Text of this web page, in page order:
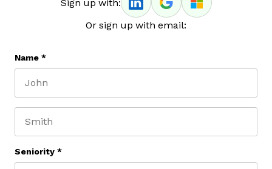
Sign up with:
Or sign up with email:
Name *
Seniority *